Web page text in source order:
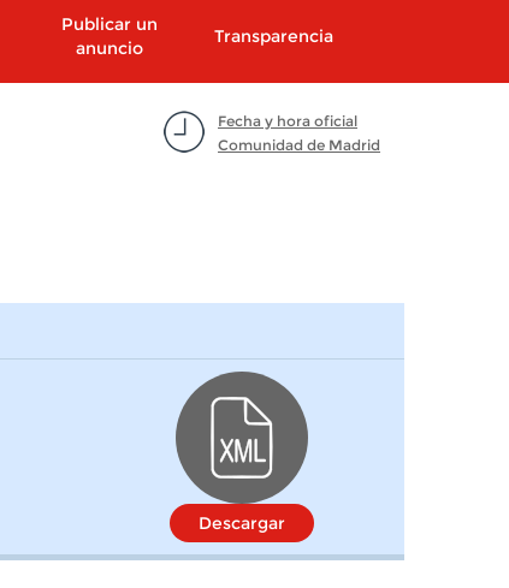
Publicar un
anuncio
Transparencia
Fecha y hora oficial
Comunidad de Madrid
Descargar